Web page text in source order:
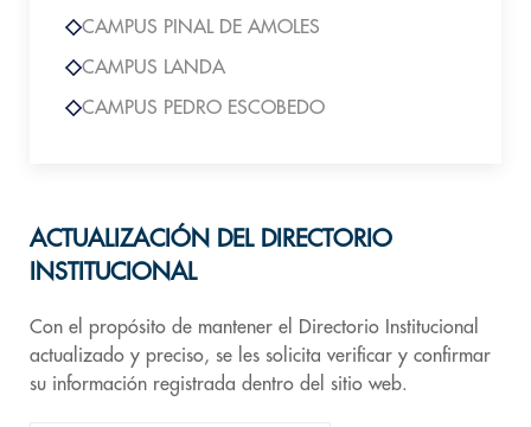
CAMPUS PINAL DE AMOLES
CAMPUS LANDA
CAMPUS PEDRO ESCOBEDO
ACTUALIZACIÓN DEL DIRECTORIO
INSTITUCIONAL
Con el propósito de mantener el Directorio Institucional
actualizado y preciso, se les solicita verificar y confirmar
su información registrada dentro del sitio web.